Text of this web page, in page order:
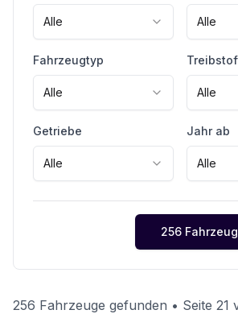
Alle Alle
Fahrzeugtyp
Alle Alle
Getriebe
Alle
Jahr ab
Alle
256
256 Fahrzeuge gefunden • Seite 21